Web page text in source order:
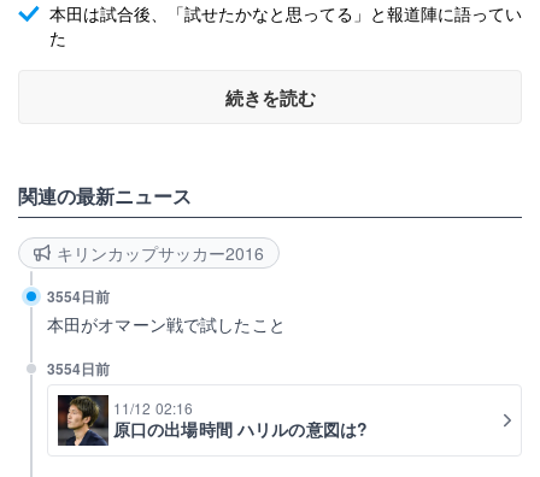
本田は試合後、「試せたかなと思ってる」と報道陣に語ってい
た
続きを読む
関連の最新ニュース
キリンカップサッカー2016
3554日前
本田がオマーン戦で試したこと
3554日前
11/12 02:16
原口の出場時間 ハリルの意図は?